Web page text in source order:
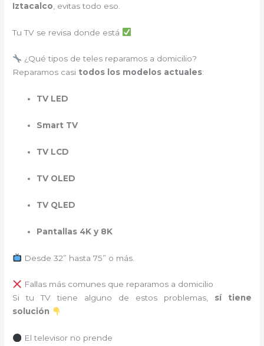
Iztacalco , evitas todo eso.
Tu TV se revisa donde está
¿Qué tipos de teles reparamos a domicilio?
Reparamos casi todos los modelos actuales:
TV LED
Smart TV
TV LCD
TV OLED
TV QLED
Pantallas 4K y 8K
Desde 32” hasta 75” o más.
Fallas más comunes que reparamos a domicilio
Si tu TV tiene alguno de estos problemas, sí tiene
solución
El televisor no prende